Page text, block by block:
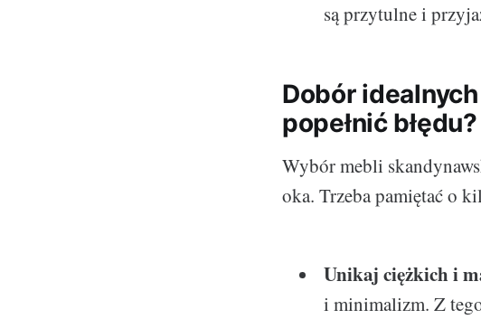
są przytulne i
Dobór
popełnić błędu?
Wybór mebli
oka. Trzeba pamiętać o
Unikaj ciężkich i
i minimalizm. Z